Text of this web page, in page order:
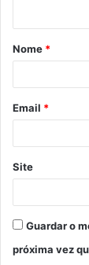
á
r
*
Nome *
Email *
Site
Guardar o
próxima vez